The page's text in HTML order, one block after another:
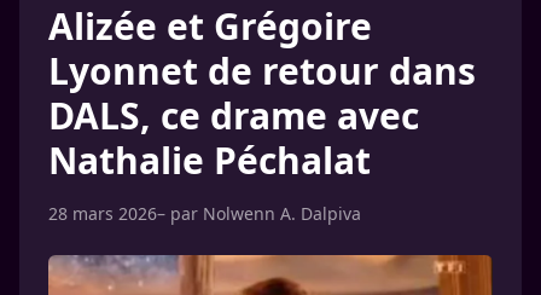
Alizée et Grégoire
Lyonnet de retour dans
DALS, ce drame avec
Nathalie Péchalat
28 mars 2026– par Nolwenn A. Dalpiva